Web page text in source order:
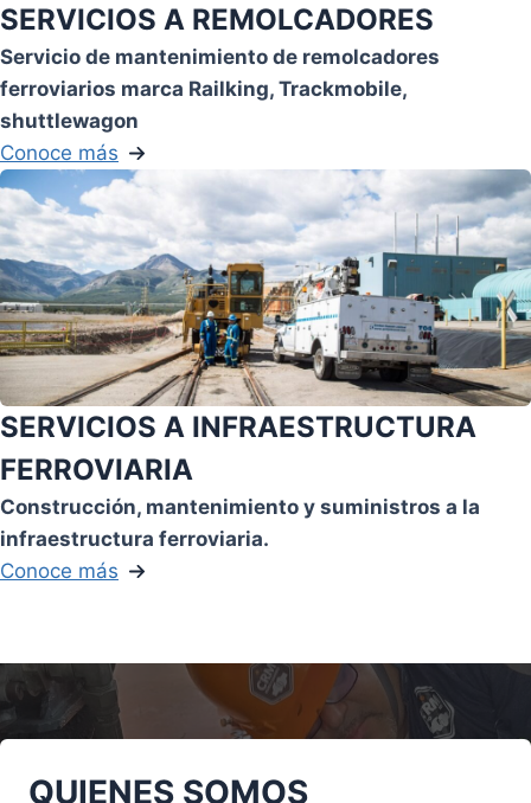
SERVICIOS A REMOLCADORES
Servicio de mantenimiento de remolcadores
ferroviarios marca Railking, Trackmobile,
shuttlewagon
Conoce más
SERVICIOS A INFRAESTRUCTURA
FERROVIARIA
Construcción, mantenimiento y suministros a la
infraestructura ferroviaria.
Conoce más
QUIENES SOMOS